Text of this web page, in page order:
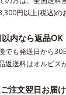
円以上(税込)の
内なら返品OK
でも発送日から30
返送料はオルビス
注文翌日お届け